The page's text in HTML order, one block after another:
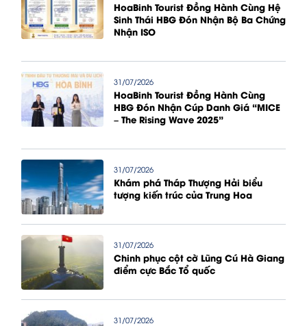
HoaBinh Tourist Đồng Hành Cùng Hệ
Sinh Thái HBG Đón Nhận Bộ Ba Chứng
Nhận ISO
31/07/2026
HoaBinh Tourist Đồng Hành Cùng
HBG Đón Nhận Cúp Danh Giá “MICE
– The Rising Wave 2025”
31/07/2026
Khám phá Tháp Thượng Hải biểu
tượng kiến trúc của Trung Hoa
31/07/2026
Chinh phục cột cờ Lũng Cú Hà Giang
điểm cực Bắc Tổ quốc
31/07/2026